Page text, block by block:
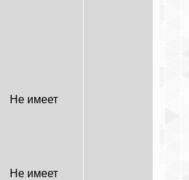
Не имеет
Не имеет